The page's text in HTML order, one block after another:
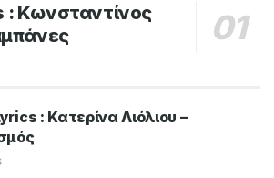
: Κωνσταντίνος
: Κατερίνα Λιόλιου –